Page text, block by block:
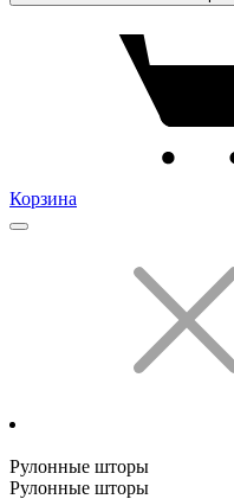
Корзина
Рулонные шторы
Рулонные шторы